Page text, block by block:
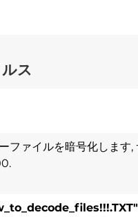
ス
ァイルを暗号化します